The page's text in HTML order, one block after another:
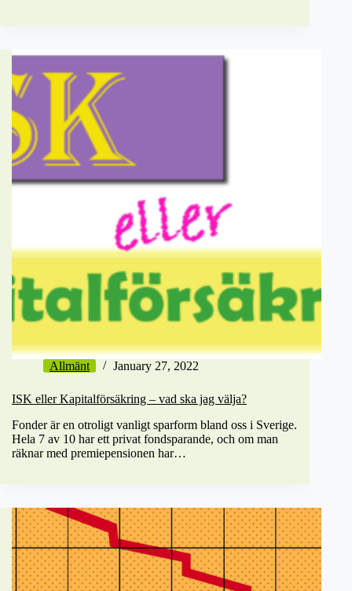
Allmänt January 27, 2022
ISK eller Kapitalförsäkring – vad ska jag välja?
Fonder är en otroligt vanligt sparform bland oss i Sverige.
Hela 7 av 10 har ett privat fondsparande, och om man
räknar med premiepensionen har…